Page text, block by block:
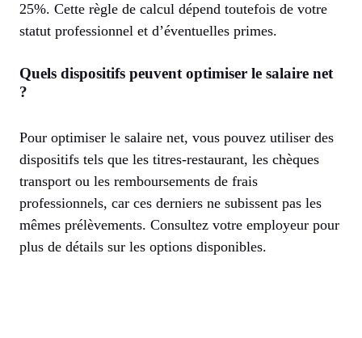
25%. Cette règle de calcul dépend toutefois de votre
statut professionnel et d’éventuelles primes.
Quels dispositifs peuvent optimiser le salaire net
?
Pour optimiser le salaire net, vous pouvez utiliser des
dispositifs tels que les titres-restaurant, les chèques
transport ou les remboursements de frais
professionnels, car ces derniers ne subissent pas les
mêmes prélèvements. Consultez votre employeur pour
plus de détails sur les options disponibles.